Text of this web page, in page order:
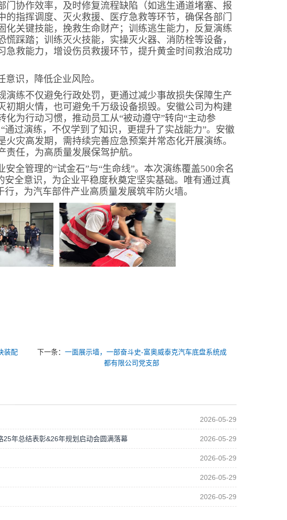
门协作效率，及时修复流程缺陷（如逃生通道堵塞、报
指挥调度、灭火救援、医疗急救等环节，确保各部门
化关键技能，挽救生命财产；训练逃生能力，反复演练
踩踏；训练灭火技能，实操灭火器、消防栓等设备，
救能力，增设伤员救援环节，提升黄金时间救治成功
识，降低企业风险。
演练不仅避免行政处罚，更通过减少事故损失保障生产
期火情，也可避免千万级设备损毁。安徽公司为构建
为行动习惯，推动员工从“被动遵守”转向“主动参
过演练，不仅学到了知识，更提升了实战能力”。安徽
灾高发期，需持续完善应急预案并常态化开展演练。
责任，为高质量发展保驾护航。
全管理的“试金石”与“生命线”。本次演练覆盖500余名
安全意识，为企业平稳度秋奠定坚实基础。唯有通过真
，为汽车部件产业高质量发展筑牢防火墙。
装配
下一条： 一面展示墙，一部奋斗史-富奥威泰克汽车底盘系统成
都有限公司党支部
2026-05-29
年总结表彰&26年规划启动会圆满落幕 2026-05-29
2026-05-29
2026-05-29
2026-05-29